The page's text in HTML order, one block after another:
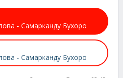
- Самарканду Бухоро
- Самарканду Бухоро